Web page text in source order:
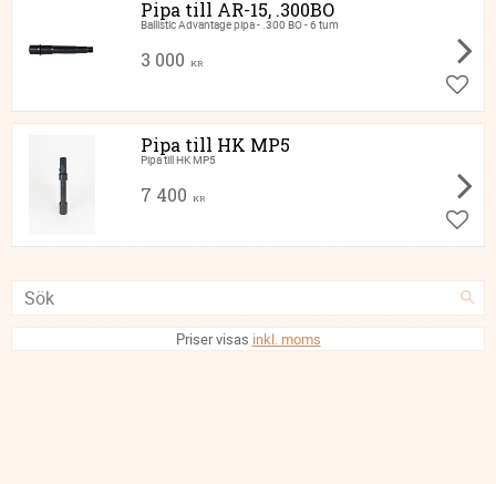
Pipa till AR-15, .300BO
Ballistic Advantage pipa - .300 BO - 6 tum
3 000 KR
Lägg
Pipa till HK MP5
Pipa till HK MP5
7 400 KR
Lägg
Priser visas inkl. moms